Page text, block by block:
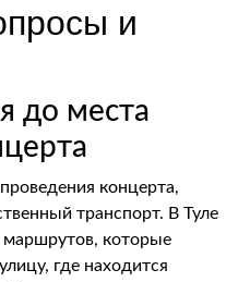
и
до места
концерта,
транспорт. В Туле
маршрутов, которые
где находится